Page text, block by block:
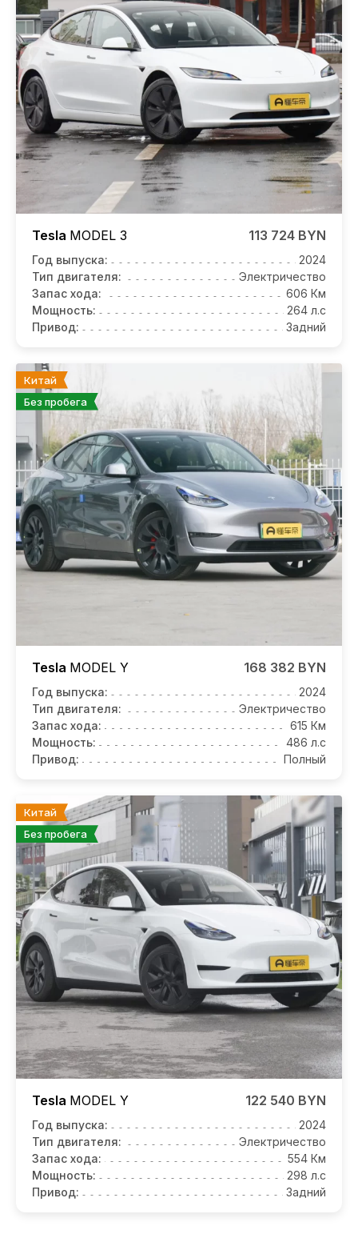
Tesla MODEL 3 113 724 BYN
Год выпуска:
2024
Тип двигателя:
Электричество
Запас хода:
606 Км
Мощность:
264 л.с
Привод:
Задний
Китай
Без пробега
Tesla MODEL Y 168 382 BYN
Год выпуска:
2024
Тип двигателя:
Электричество
Запас хода:
615 Км
Мощность:
486 л.с
Привод:
Полный
Китай
Без пробега
Tesla MODEL Y 122 540 BYN
Год выпуска:
2024
Тип двигателя:
Электричество
Запас хода:
554 Км
Мощность:
298 л.с
Привод:
Задний